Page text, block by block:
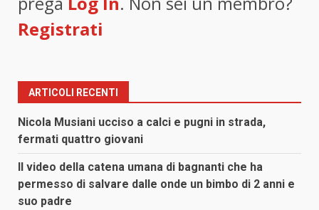
Registrati
ARTICOLI RECENTI
Nicola Musiani ucciso a calci e pugni in strada,
fermati quattro giovani
Il video della catena umana di bagnanti che ha
permesso di salvare dalle onde un bimbo di 2 anni e
suo padre